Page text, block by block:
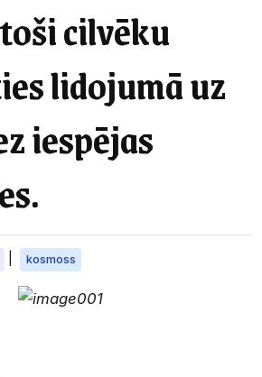
cilvēku
lidojumā uz
iespējas
kosmoss